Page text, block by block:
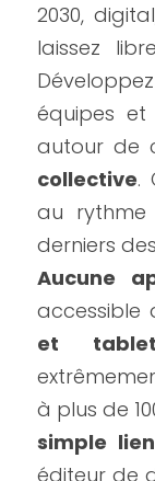
2030,
laissez
équipes et
autour de
collective.
au
derniers
Aucune
accessible
et
simple
éditeur de